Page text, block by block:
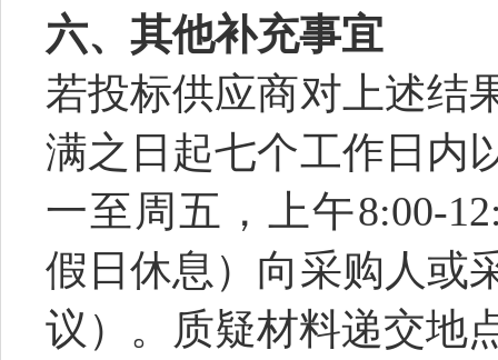
六、其他补充事宜
若投标供应商对上述结
满之日起七个工作日内
一至周五，上午8:00-
假日休息）向采购人或
议）。质疑材料递交地